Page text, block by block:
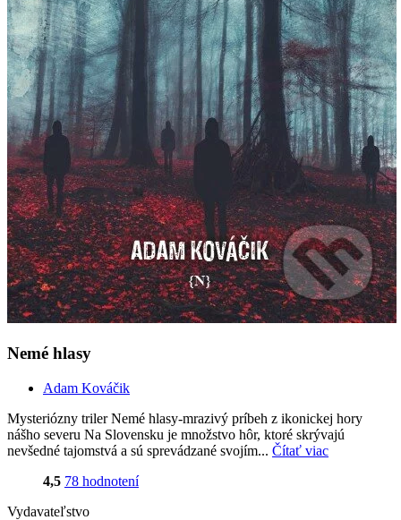
Nemé hlasy
Adam Kováčik
Mysteriózny triler Nemé hlasy-mrazivý príbeh z ikonickej hory
nášho severu Na Slovensku je množstvo hôr, ktoré skrývajú
nevšedné tajomstvá a sú sprevádzané svojím... Čítať viac
4,5 78 hodnotení
Vydavateľstvo